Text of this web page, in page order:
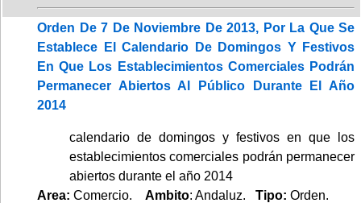
Orden De 7 De Noviembre De 2013, Por La Que Se
Establece El Calendario De Domingos Y Festivos
En Que Los Establecimientos Comerciales Podrán
Permanecer Abiertos Al Público Durante El Año
2014
calendario de domingos y festivos en que los
establecimientos comerciales podrán permanecer
abiertos durante el año 2014
Area: Comercio. Ambito: Andaluz. Tipo: Orden.